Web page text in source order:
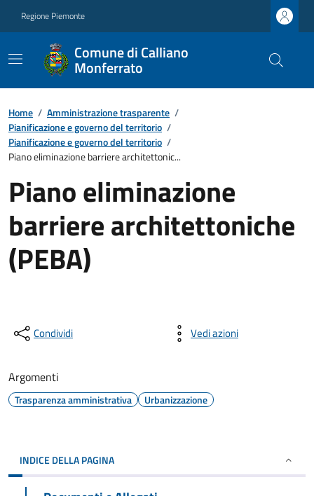
Regione Piemonte
Comune di Calliano
Monferrato
Home / Amministrazione trasparente /
Pianificazione e governo del territorio /
Pianificazione e governo del territorio /
Piano eliminazione barriere architettonic...
Piano eliminazione
barriere architettoniche
(PEBA)
Condividi Vedi azioni
Argomenti
Trasparenza amministrativa Urbanizzazione
INDICE DELLA PAGINA